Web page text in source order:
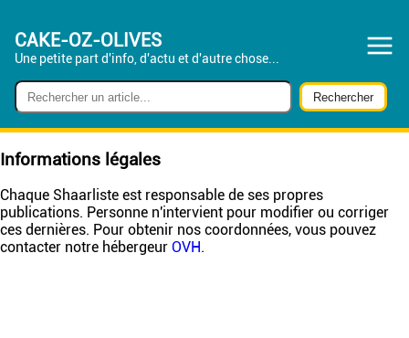
CAKE-OZ-OLIVES
Une petite part d'info, d'actu et d'autre chose...
Informations légales
Chaque Shaarliste est responsable de ses propres
publications. Personne n'intervient pour modifier ou corriger
ces dernières. Pour obtenir nos coordonnées, vous pouvez
contacter notre hébergeur OVH.